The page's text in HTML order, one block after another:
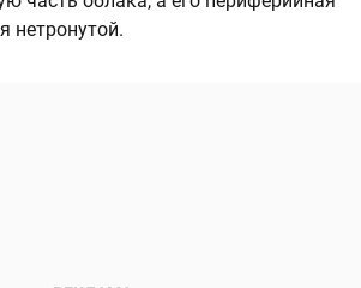
нетронутой.